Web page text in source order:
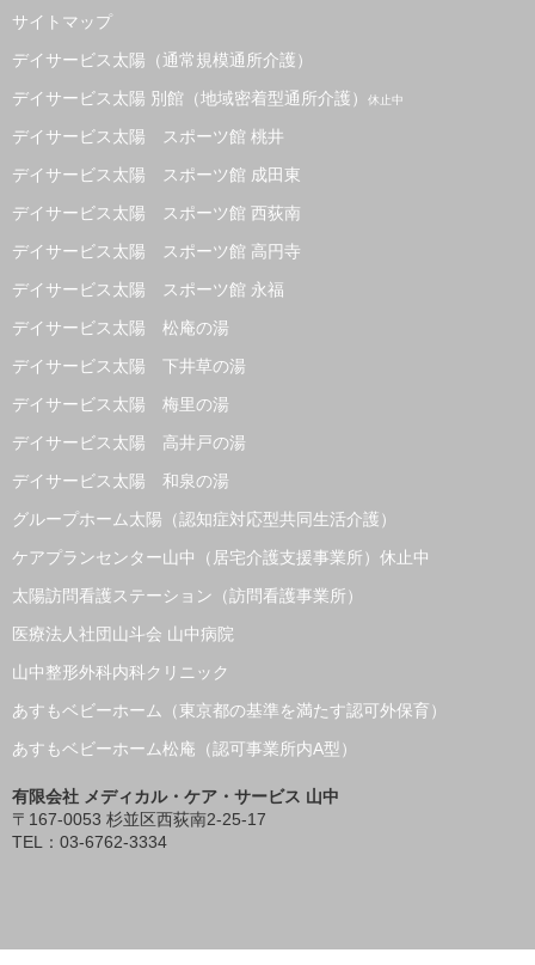
サイトマップ
デイサービス太陽（通常規模通所介護）
デイサービス太陽 別館（地域密着型通所介護）
休止中
デイサービス太陽 スポーツ館 桃井
デイサービス太陽 スポーツ館 成田東
デイサービス太陽 スポーツ館 西荻南
デイサービス太陽 スポーツ館 高円寺
デイサービス太陽 スポーツ館 永福
デイサービス太陽 松庵の湯
デイサービス太陽 下井草の湯
デイサービス太陽 梅里の湯
デイサービス太陽 高井戸の湯
デイサービス太陽 和泉の湯
グループホーム太陽（認知症対応型共同生活介護）
ケアプランセンター山中（居宅介護支援事業所）休止中
太陽訪問看護ステーション（訪問看護事業所）
医療法人社団山斗会 山中病院
山中整形外科内科クリニック
あすもベビーホーム（東京都の基準を満たす認可外保育）
あすもベビーホーム松庵（認可事業所内A型）
有限会社 メディカル・ケア・サービス 山中
〒167-0053 杉並区西荻南2-25-17
TEL：03-6762-3334